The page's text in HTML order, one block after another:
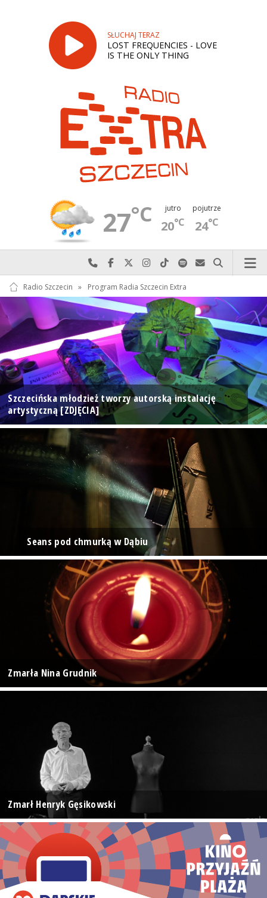
SŁUCHAJ TERAZ
LOST FREQUENCIES - LOVE
IS THE ONLY THING
27°C jutro
20°C
pojutrze
24°C
Najlepiej po prostu do nas zadzwoń
Odwiedź nas na Facebook-u
Odwiedź nas na X
Odwiedź nas na Instagram-ie
Odwiedź nas na TikTok-u
Szukaj nas na Spotify
Wyślij do nas
Szukaj
Radio Szczecin » Program Radia Szczecin Extra
Szczecińska młodzież tworzy autorską instalację
artystyczną [ZDJĘCIA]
Seans pod chmurką w Dąbiu
Zmarła Nina Grudnik
Zmarł Henryk Gęsikowski